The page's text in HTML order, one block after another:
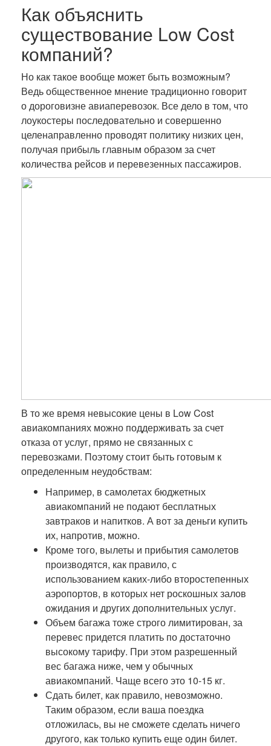
Как объяснить
существование Low Cost
компаний?
Но как такое вообще может быть возможным?
Ведь общественное мнение традиционно говорит
о дороговизне авиаперевозок. Все дело в том, что
лоукостеры последовательно и совершенно
целенаправленно проводят политику низких цен,
получая прибыль главным образом за счет
количества рейсов и перевезенных пассажиров.
В то же время невысокие цены в Low Cost
авиакомпаниях можно поддерживать за счет
отказа от услуг, прямо не связанных с
перевозками. Поэтому стоит быть готовым к
определенным неудобствам:
Например, в самолетах бюджетных
авиакомпаний не подают бесплатных
завтраков и напитков. А вот за деньги купить
их, напротив, можно.
Кроме того, вылеты и прибытия самолетов
производятся, как правило, с
использованием каких-либо второстепенных
аэропортов, в которых нет роскошных залов
ожидания и других дополнительных услуг.
Объем багажа тоже строго лимитирован, за
перевес придется платить по достаточно
высокому тарифу. При этом разрешенный
вес багажа ниже, чем у обычных
авиакомпаний. Чаще всего это 10-15 кг.
Сдать билет, как правило, невозможно.
Таким образом, если ваша поездка
отложилась, вы не сможете сделать ничего
другого, как только купить еще один билет.